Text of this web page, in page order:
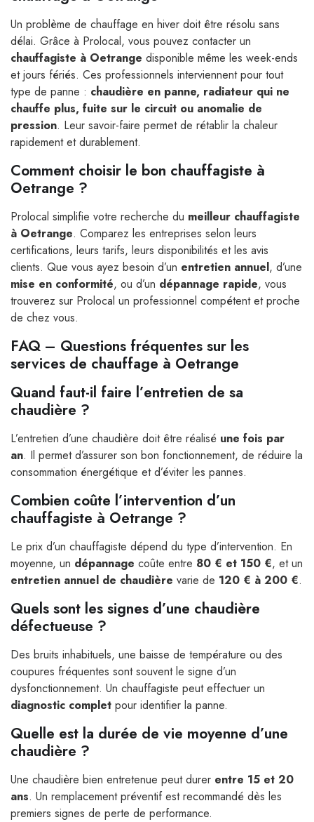
Un problème de chauffage en hiver doit être résolu sans
délai. Grâce à Prolocal, vous pouvez contacter un
chauffagiste à Oetrange disponible même les week-ends
et jours fériés. Ces professionnels interviennent pour tout
type de panne : chaudière en panne, radiateur qui ne
chauffe plus, fuite sur le circuit ou anomalie de
pression. Leur savoir-faire permet de rétablir la chaleur
rapidement et durablement.
Comment choisir le bon chauffagiste à
Oetrange ?
Prolocal simplifie votre recherche du meilleur chauffagiste
à Oetrange. Comparez les entreprises selon leurs
certifications, leurs tarifs, leurs disponibilités et les avis
clients. Que vous ayez besoin d’un entretien annuel, d’une
mise en conformité, ou d’un dépannage rapide, vous
trouverez sur Prolocal un professionnel compétent et proche
de chez vous.
FAQ – Questions fréquentes sur les
services de chauffage à Oetrange
Quand faut-il faire l’entretien de sa
chaudière ?
L’entretien d’une chaudière doit être réalisé une fois par
an. Il permet d’assurer son bon fonctionnement, de réduire la
consommation énergétique et d’éviter les pannes.
Combien coûte l’intervention d’un
chauffagiste à Oetrange ?
Le prix d’un chauffagiste dépend du type d’intervention. En
moyenne, un dépannage coûte entre 80 € et 150 €, et un
entretien annuel de chaudière varie de 120 € à 200 €.
Quels sont les signes d’une chaudière
défectueuse ?
Des bruits inhabituels, une baisse de température ou des
coupures fréquentes sont souvent le signe d’un
dysfonctionnement. Un chauffagiste peut effectuer un
diagnostic complet pour identifier la panne.
Quelle est la durée de vie moyenne d’une
chaudière ?
Une chaudière bien entretenue peut durer entre 15 et 20
ans. Un remplacement préventif est recommandé dès les
premiers signes de perte de performance.